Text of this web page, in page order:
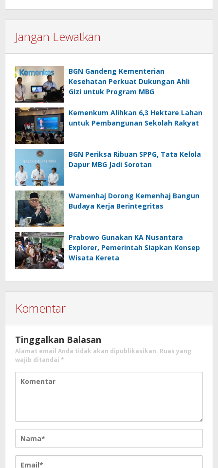
Jangan Lewatkan
BGN Gandeng Kementerian
Kesehatan Perkuat Dukungan Ahli
Gizi untuk Program MBG
Kemenkum Alihkan 6,3 Hektare Lahan
untuk Pembangunan Sekolah Rakyat
BGN Periksa Ribuan SPPG, Tata Kelola
Dapur MBG Jadi Sorotan
Wamenhaj Dorong Kemenhaj Bangun
Budaya Kerja Berintegritas
Prabowo Gunakan KA Nusantara
Explorer, Pemerintah Siapkan Konsep
Wisata Kereta
Komentar
Tinggalkan Balasan
Alamat email Anda tidak akan dipublikasikan. Ruas yang
wajib ditandai *